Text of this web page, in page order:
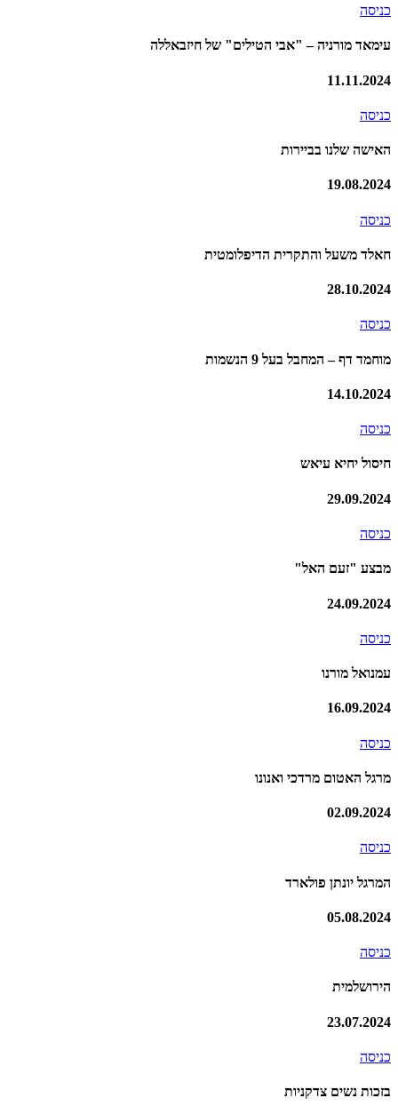
כניסה
עימאד מורניה – "אבי הטילים" של חיזבאללה
11.11.2024
כניסה
האישה שלנו בביירות
19.08.2024
כניסה
חאלד משעל והתקרית הדיפלומטית
28.10.2024
כניסה
מוחמד דף – המחבל בעל 9 הנשמות
14.10.2024
כניסה
חיסול יחיא עיאש
29.09.2024
כניסה
מבצע "זעם האל"
24.09.2024
כניסה
עמנואל מורנו
16.09.2024
כניסה
מרגל האטום מרדכי ואנונו
02.09.2024
כניסה
המרגל יונתן פולארד
05.08.2024
כניסה
הירושלמית
23.07.2024
כניסה
בזכות נשים צדקניות